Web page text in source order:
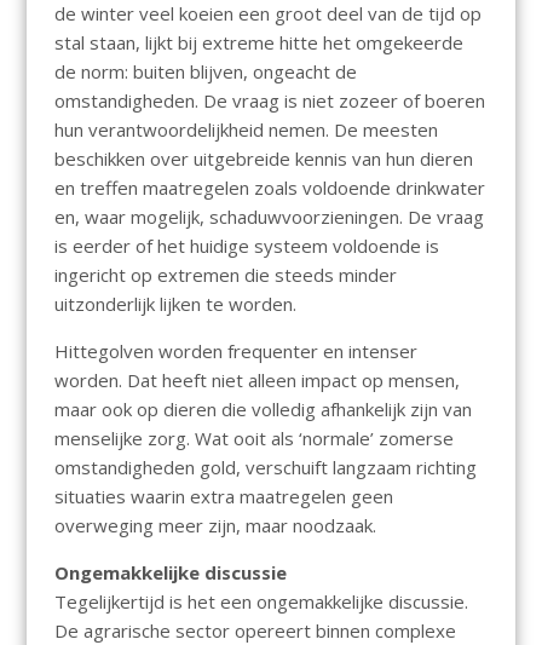
de winter veel koeien een groot deel van de tijd op
stal staan, lijkt bij extreme hitte het omgekeerde
de norm: buiten blijven, ongeacht de
omstandigheden. De vraag is niet zozeer of boeren
hun verantwoordelijkheid nemen. De meesten
beschikken over uitgebreide kennis van hun dieren
en treffen maatregelen zoals voldoende drinkwater
en, waar mogelijk, schaduwvoorzieningen. De vraag
is eerder of het huidige systeem voldoende is
ingericht op extremen die steeds minder
uitzonderlijk lijken te worden.
Hittegolven worden frequenter en intenser
worden. Dat heeft niet alleen impact op mensen,
maar ook op dieren die volledig afhankelijk zijn van
menselijke zorg. Wat ooit als ‘normale’ zomerse
omstandigheden gold, verschuift langzaam richting
situaties waarin extra maatregelen geen
overweging meer zijn, maar noodzaak.
Ongemakkelijke discussie
Tegelijkertijd is het een ongemakkelijke discussie.
De agrarische sector opereert binnen complexe